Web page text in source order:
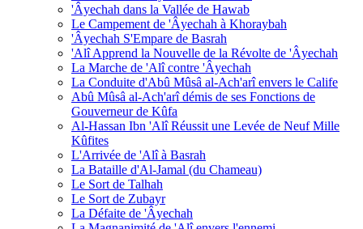
'Âyechah dans la Vallée de Hawab
Le Campement de 'Âyechah à Khoraybah
'Âyechah S'Empare de Basrah
'Alî Apprend la Nouvelle de la Révolte de 'Âyechah
La Marche de 'Alî contre 'Âyechah
La Conduite d'Abû Mûsâ al-Ach'arî envers le Calife
Abû Mûsâ al-Ach'arî démis de ses Fonctions de
Gouverneur de Kûfa
Al-Hassan Ibn 'Alî Réussit une Levée de Neuf Mille
Kûfites
L'Arrivée de 'Alî à Basrah
La Bataille d'Al-Jamal (du Chameau)
Le Sort de Talhah
Le Sort de Zubayr
La Défaite de 'Âyechah